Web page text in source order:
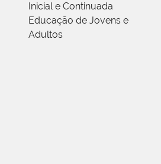
Inicial e Continuada
Educação de Jovens e
Adultos